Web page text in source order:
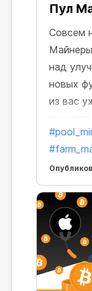
Пул
Совсем
над
новых
из вас
вас
Пул